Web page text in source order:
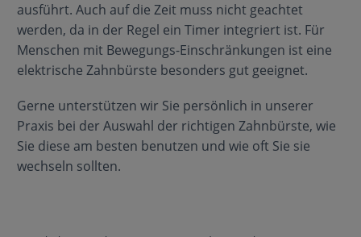
ausführt. Auch auf die Zeit muss nicht geachtet
werden, da in der Regel ein Timer integriert ist. Für
Menschen mit Bewegungs-Einschränkungen ist eine
elektrische Zahnbürste besonders gut geeignet.
Gerne unterstützen wir Sie persönlich in unserer
Praxis bei der Auswahl der richtigen Zahnbürste, wie
Sie diese am besten benutzen und wie oft Sie sie
wechseln sollten.